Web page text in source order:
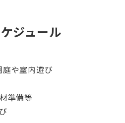
ジュール
や室内遊び
準備等